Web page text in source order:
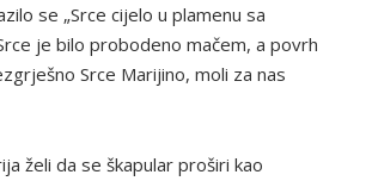
se „Srce cijelo u plamenu sa
je bilo probodeno mačem, a povrh
Srce Marijino, moli za nas
želi da se škapular proširi kao